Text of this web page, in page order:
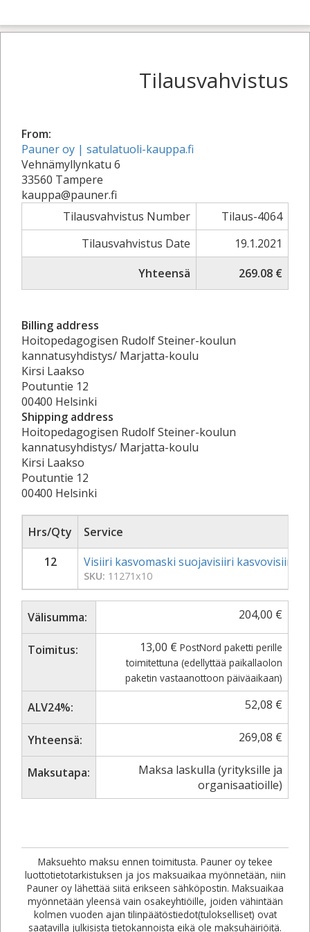
Tilausvahvistus
From:
Pauner oy | satulatuoli-kauppa.fi
Vehnämyllynkatu 6
33560 Tampere
kauppa@pauner.fi
Tilausvahvistus Number
Tilaus-4064
Tilausvahvistus Date
19.1.2021
Yhteensä
269.08 €
Billing address
Hoitopedagogisen Rudolf Steiner-koulun
kannatusyhdistys/ Marjatta-koulu
Kirsi Laakso
Poutuntie 12
00400 Helsinki
Shipping address
Hoitopedagogisen Rudolf Steiner-koulun
kannatusyhdistys/ Marjatta-koulu
Kirsi Laakso
Poutuntie 12
00400 Helsinki
Hrs/Qty
Service
12
Visiiri kasvomaski suojavisiiri kasvovisiiri
SKU: 11271x10
Välisumma: 204,00 €
Toimitus: 13,00 € PostNord paketti perille
toimitettuna (edellyttää paikallaolon
paketin vastaanottoon päiväaikaan)
ALV24%: 52,08 €
Yhteensä: 269,08 €
Maksutapa:
Maksa laskulla (yrityksille ja
organisaatioille)
Maksuehto maksu ennen toimitusta. Pauner oy tekee
luottotietotarkistuksen ja jos maksuaikaa myönnetään, niin
Pauner oy lähettää siitä erikseen sähköpostin. Maksuaikaa
myönnetään yleensä vain osakeyhtiöille, joiden vähintään
kolmen vuoden ajan tilinpäätöstiedot(tulokselliset) ovat
saatavilla julkisista tietokannoista eikä ole maksuhäiriöitä.